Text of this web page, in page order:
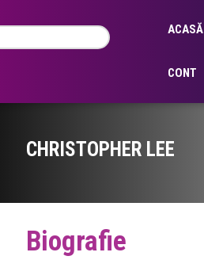
ACASĂ
CONT
CHRISTOPHER LEE
Biografie